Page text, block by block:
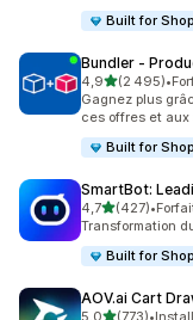
Built for
Bundler ‑
4,9étoile(s) sur 5
(2 495)
2495 avis au•
Gagnez plus
ces offres et
Built for
SmartBot:
4,7étoile(s) sur 5
(427)
427 avis au total
•
Transformation
Built for
AOV.ai Cart
5,0étoile(s) sur 5
(773)•